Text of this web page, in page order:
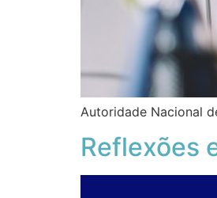
Autoridade Nacional
Reflexões